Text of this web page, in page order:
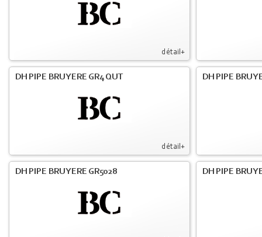
détail+
détail+
DH PIPE BRUYERE GR4 QUT DH PIPE
DH PIPE BRUYERE GR5028 DH PIPE